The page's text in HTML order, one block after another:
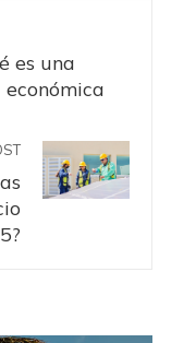
es una